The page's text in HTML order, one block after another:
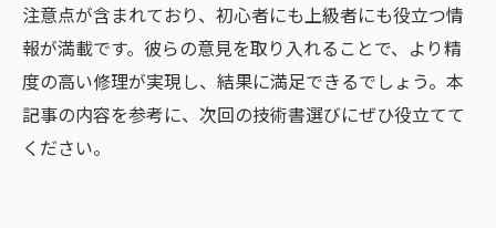
注意点が含まれており、初心者にも上級者にも役立つ情
報が満載です。彼らの意見を取り入れることで、より精
度の高い修理が実現し、結果に満足できるでしょう。本
記事の内容を参考に、次回の技術書選びにぜひ役立てて
ください。